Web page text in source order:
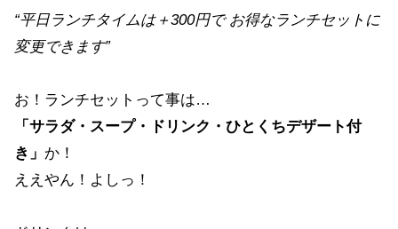
“平日ランチタイムは＋300円で お得なランチセットに
変更できます”
お！ランチセットって事は…
「サラダ・スープ・ドリンク・ひとくちデザート付
き」 か！
ええやん！よしっ！